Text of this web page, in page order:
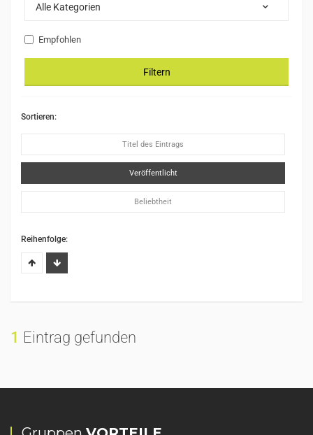
Alle Kategorien
Empfohlen
Filtern
Sortieren:
Titel des Eintrags
Veröffentlicht
Beliebtheit
Reihenfolge:
1 Eintrag gefunden